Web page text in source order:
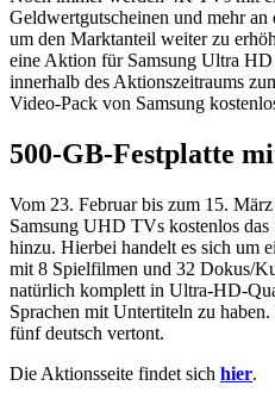
Geldwertgutscheinen und mehr
um den Marktanteil weiter zu
eine Aktion für Samsung Ultra
innerhalb des Aktionszeitraums
Video-Pack von Samsung
500-GB-Festplatte
Vom 23. Februar bis zum 15.
Samsung UHD TVs kostenlos
hinzu. Hierbei handelt es sich um
mit 8 Spielfilmen und 32 Dokus/
natürlich komplett in Ultra-HD-
Sprachen mit Untertiteln zu
fünf deutsch vertont.
Die Aktionsseite findet sich hier.